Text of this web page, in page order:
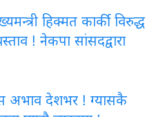
हिक्मत कार्की विरुद्ध
! नेकपा सांसदद्वारा
अभाव देशभर ! ग्यासकै